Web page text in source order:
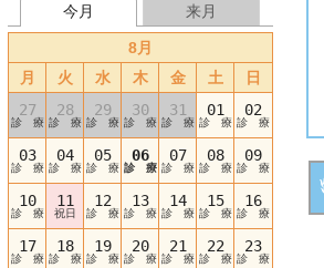
今月 来月
8月
月
火 水 木 金 土
日
27
診 療
28
診 療
29
診 療
30
診 療
31
診 療
01
診 療
02
診 療
03
診 療
04
診 療
05
診 療
06
診 療
07
診 療
08
診 療
09
診 療
10
診 療
11
祝日
12
診 療
13
診 療
14
診 療
15
診 療
16
診 療
17
診 療
18
診 療
19
診 療
20
診 療
21
診 療
22
診 療
23
診 療